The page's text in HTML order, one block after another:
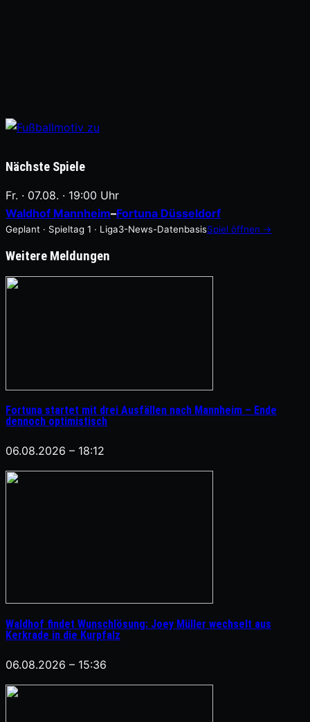
Nächste Spiele
Fr. · 07.08. · 19:00 Uhr
Waldhof Mannheim–Fortuna Düsseldorf
Geplant · Spieltag 1 · Liga3-News-DatenbasisSpiel öffnen →
Weitere Meldungen
Fortuna startet mit drei Ausfällen nach Mannheim – Ende
dennoch optimistisch
06.08.2026 – 18:12
Waldhof findet Wunschlösung: Joey Müller wechselt aus
Kerkrade in die Kurpfalz
06.08.2026 – 15:36